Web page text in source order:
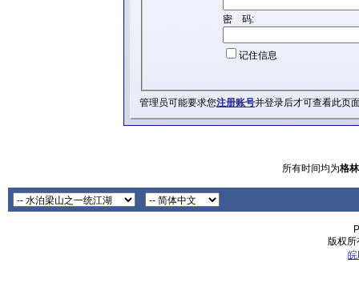
密 码:
记住信息
管理员可能要求您注册账号并登录后才可查看此页
所有时间均为格
版权